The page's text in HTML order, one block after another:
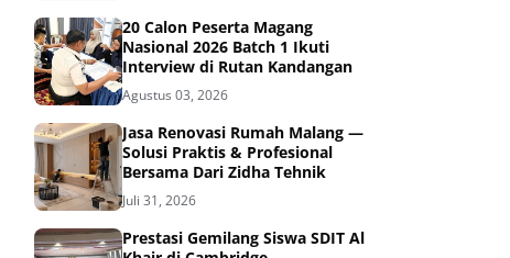
20 Calon Peserta Magang
Nasional 2026 Batch 1 Ikuti
Interview di Rutan Kandangan
Agustus 03, 2026
Jasa Renovasi Rumah Malang —
Solusi Praktis & Profesional
Bersama Dari Zidha Tehnik
Juli 31, 2026
Prestasi Gemilang Siswa SDIT Al